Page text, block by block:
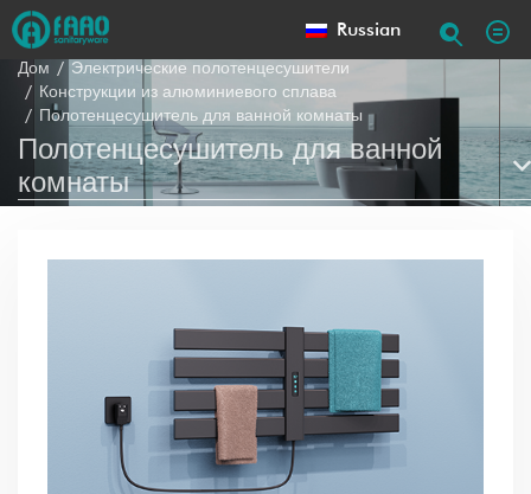
Russian
Дом
Электрические полотенцесушители
Конструкции из алюминиевого сплава
Полотенцесушитель для ванной комнаты
Полотенцесушитель для ванной
комнаты